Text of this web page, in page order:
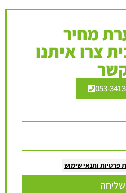
מחיר
צרו איתנו
053-
פרטיות ותנאי שימוש
שליחה